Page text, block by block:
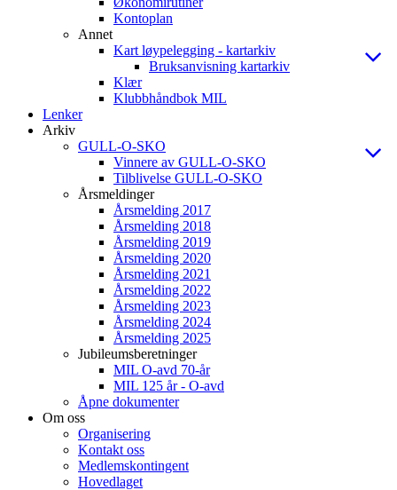
Kontoplan
Annet
Kart løypelegging - kartarkiv
Bruksanvisning kartarkiv
Klær
Klubbhåndbok MIL
Lenker
Arkiv
GULL-O-SKO
Vinnere av GULL-O-SKO
Tilblivelse GULL-O-SKO
Årsmeldinger
Årsmelding 2017
Årsmelding 2018
Årsmelding 2019
Årsmelding 2020
Årsmelding 2021
Årsmelding 2022
Årsmelding 2023
Årsmelding 2024
Årsmelding 2025
Jubileumsberetninger
MIL O-avd 70-år
MIL 125 år - O-avd
Åpne dokumenter
Om oss
Organisering
Kontakt oss
Medlemskontingent
Hovedlaget